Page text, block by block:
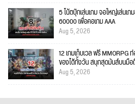
5 โน้ตบุ๊กเล่นเกม จอใหญ่เล่นเ
60000 เพื่อคอเกม AAA
Aug 5, 2026
12 เกมเก็บเวล ฟรี
ของได้ทั้งวัน สนุกสุดมันส์บนมื
Aug 5, 2026